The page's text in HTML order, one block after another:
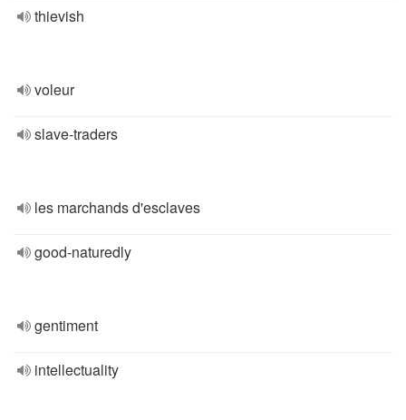
thievish
voleur
slave-traders
les marchands d'esclaves
good-naturedly
gentiment
intellectuality